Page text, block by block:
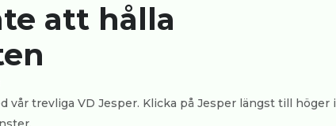
att hålla
vår trevliga VD Jesper. Klicka på Jesper längst till höger i